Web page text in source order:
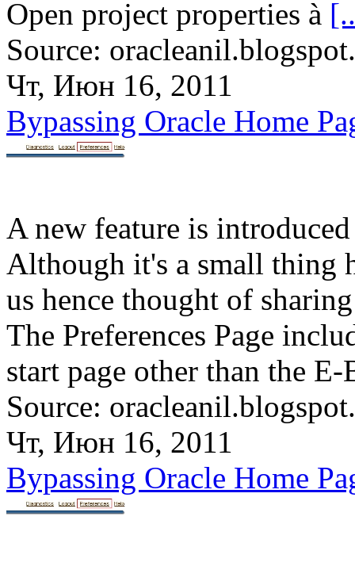
Open project properties à
Source:
Чт, Июн 16, 2011
Bypassing Oracle Home
A new feature is
Although it's a small thing
us hence thought of
The Preferences Page
start page other than the
Source:
Чт, Июн 16, 2011
Bypassing Oracle Home